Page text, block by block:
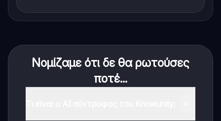
Νομίζαμε ότι δε θα ρωτούσες
ποτέ...